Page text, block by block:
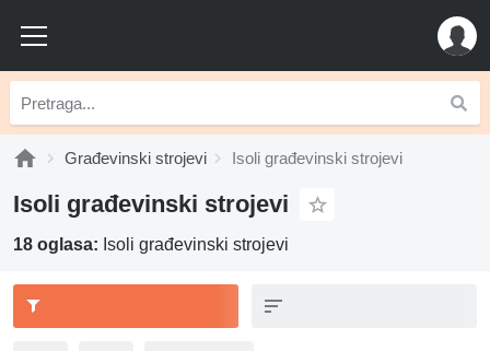
Građevinski strojevi Isoli građevinski strojevi
Isoli građevinski strojevi
18 oglasa: Isoli građevinski strojevi